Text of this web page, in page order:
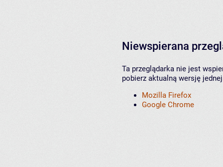
Niewspierana
Ta przeglądarka nie jest
pobierz aktualną wersję
Mozilla Firefox
Google Chrome